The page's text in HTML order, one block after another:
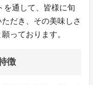
を通して、皆様に旬
だき、その美味しさ
っております。
徴